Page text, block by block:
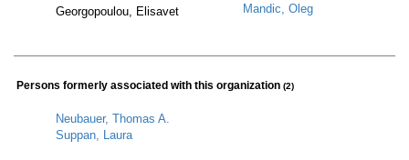
Georgopoulou, Elisavet
Mandic, Oleg
Persons formerly associated with this organization (2)
Neubauer, Thomas A.
Suppan, Laura